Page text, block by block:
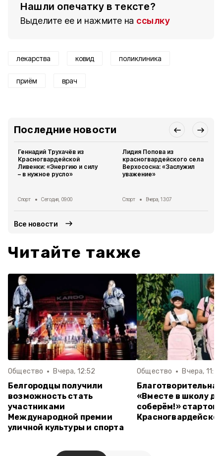
Нашли опечатку в тексте?
Выделите ее и нажмите на ссылку
лекарства ковид поликлиника
приём врач
Последние новости
Геннадий Трухачёв из
Красногвардейской
Ливенки: «Энергию и силу
– в нужное русло»
Спорт Сегодня, 09:00
Лидия Попова из
красногвардейского села
Верхососна: «Заслужил
уважение»
Спорт Вчера, 13:07
Все новости
Читайте также
Общество Вчера, 12:52
Белгородцы получили
возможность стать
участниками
Международной премии
уличной культуры и спорта
Общество Вчера,
«Вместе в школу
соберём!»